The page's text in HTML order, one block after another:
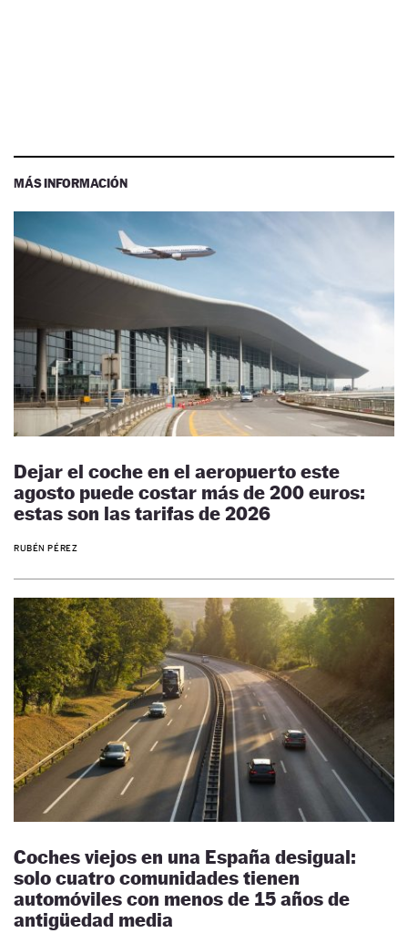
MÁS INFORMACIÓN
Dejar el coche en el aeropuerto este
agosto puede costar más de 200 euros:
estas son las tarifas de 2026
RUBÉN PÉREZ
Coches viejos en una España desigual:
solo cuatro comunidades tienen
automóviles con menos de 15 años de
antigüedad media